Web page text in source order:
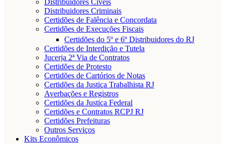
Distribuidores Cíveis
Distribuidores Criminais
Certidões de Falência e Concordata
Certidões de Execuções Fiscais
Certidões do 5º e 6º Distribuidores do RJ
Certidões de Interdição e Tutela
Jucerja 2ª Via de Contratos
Certidões de Protesto
Certidões de Cartórios de Notas
Certidões da Justiça Trabalhista RJ
Averbações e Registros
Certidões da Justiça Federal
Certidões e Contratos RCPJ RJ
Certidões Prefeituras
Outros Serviços
Kits Econômicos